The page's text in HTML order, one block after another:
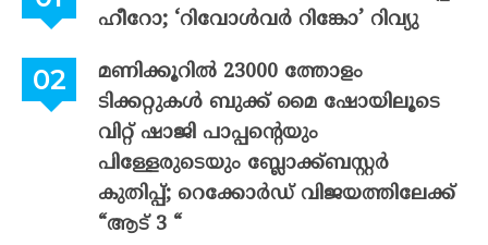
ഹീറോ; ‘റിവോൾവർ റിങ്കോ’ റിവ്യു
മണിക്കൂറിൽ 23000 ത്തോളം
ടിക്കറ്റുകൾ ബുക്ക് മൈ ഷോയിലൂടെ
വിറ്റ് ഷാജി പാപ്പന്റെയും
പിള്ളേരുടെയും ബ്ലോക്ക്ബസ്റ്റർ
കുതിപ്പ്; റെക്കോർഡ് വിജയത്തിലേക്ക്
“ആട് 3 “